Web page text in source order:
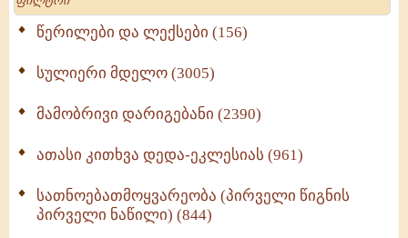
წერილები და ლექსები (156)
სულიერი მდელო (3005)
მამობრივი დარიგებანი (2390)
ათასი კითხვა დედა-ეკლესიას (961)
სათნოებათმოყვარეობა (პირველი წიგნის
პირველი ნაწილი) (844)